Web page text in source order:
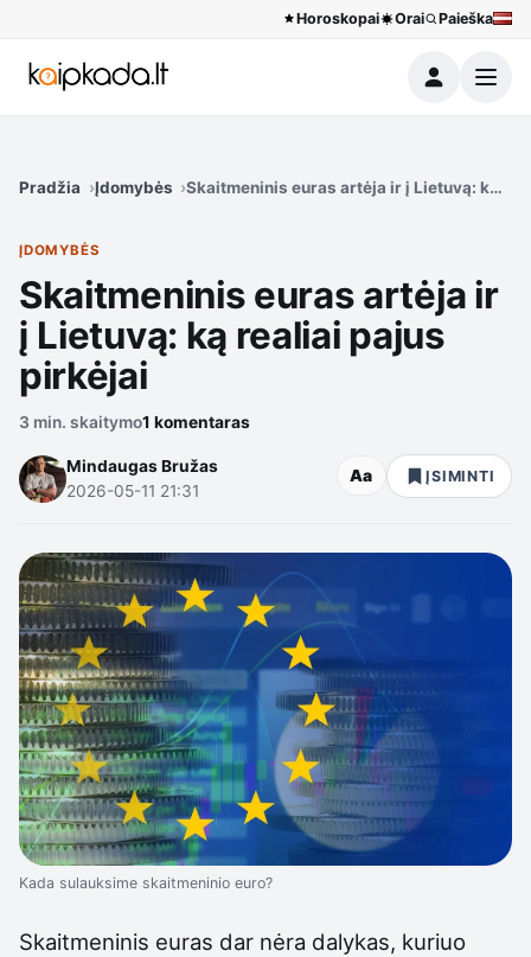
Horoskopai Orai Paieška
Meniu
Pradžia Įdomybės Skaitmeninis euras artėja ir į Lietuvą: ką
ĮDOMYBĖS
Skaitmeninis euras artėja ir
į Lietuvą: ką realiai pajus
pirkėjai
3 min. skaitymo1 komentaras
Mindaugas Bružas
2026-05-11 21:31
Aa ĮSIMINTI
Kada sulauksime skaitmeninio euro?
Skaitmeninis euras dar nėra dalykas, kuriuo